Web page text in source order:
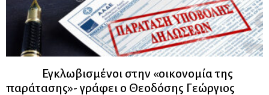
Εγκλωβισμένοι στην «οικονομία της
παράτασης»- γράφει ο Θεοδόσης Γεώργιος